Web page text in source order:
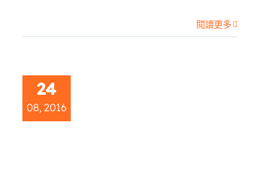
閱讀更多
24
08, 2016